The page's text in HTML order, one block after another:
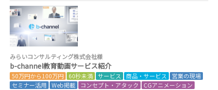
みらいコンサルティング株式会社様
b-channel教育動画サービス紹介
50万円から100万円 60秒未満 サービス 商品・サービス
営業の現場
セミナー活用
Web掲載 コンセプト・アタック CGアニメーション